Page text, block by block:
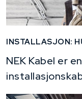
INSTALLASJON:
NEK Kabel er